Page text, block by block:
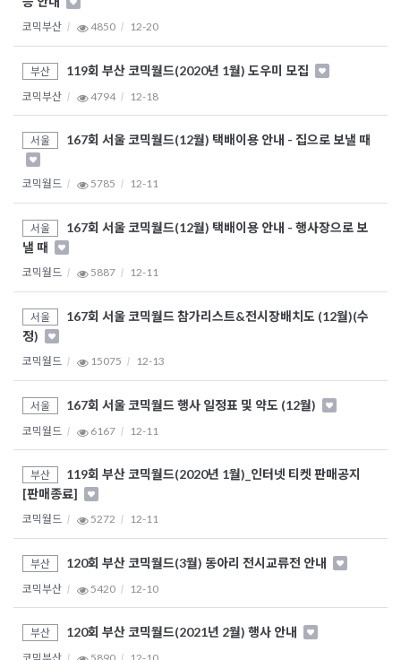
코믹부산 4850 12-20
부산 119회 부산 코믹월드(2020년 1월) 도우미 모집
코믹부산 4794 12-18
서울 167회 서울 코믹월드(12월) 택배이용 안내 - 집으로 보낼 때
코믹월드 5785 12-11
서울
167회 서울 코믹월드(12월) 택배이용 안내 - 행사장으로 보
낼 때
코믹월드 5887 12-11
서울
167회 서울 코믹월드 참가리스트&전시장배치도 (12월)(수
정)
코믹월드 15075 12-13
서울 167회 서울 코믹월드 행사 일정표 및 약도 (12월)
코믹월드 6167 12-11
부산
119회 부산 코믹월드(2020년 1월)_인터넷 티켓 판매공지
[판매종료]
코믹월드 5272 12-11
부산 120회 부산 코믹월드(3월) 동아리 전시교류전 안내
코믹부산 5420 12-10
부산 120회 부산 코믹월드(2021년 2월) 행사 안내